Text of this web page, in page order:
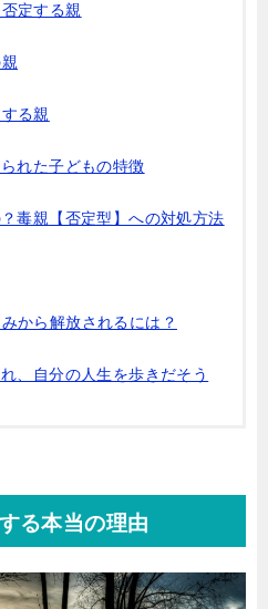
定する親
る親
れた子どもの特徴
毒親【否定型】への対処方法
から解放されるには？
、自分の人生を歩きだそう
る本当の理由